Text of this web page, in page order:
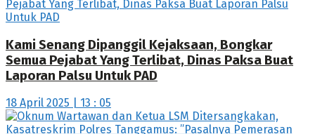
Kami Senang Dipanggil Kejaksaan, Bongkar
Semua Pejabat Yang Terlibat, Dinas Paksa Buat
Laporan Palsu Untuk PAD
18 April 2025 | 13 : 05